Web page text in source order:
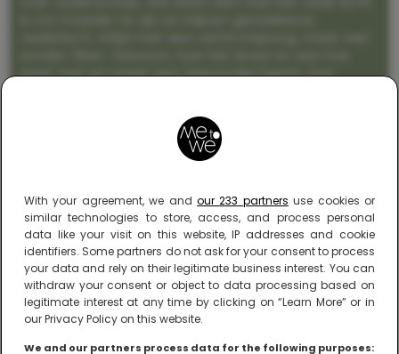
With your agreement, we and our 233 partners use cookies or
similar technologies to store, access, and process personal
data like your visit on this website, IP addresses and cookie
identifiers. Some partners do not ask for your consent to process
your data and rely on their legitimate business interest. You can
withdraw your consent or object to data processing based on
legitimate interest at any time by clicking on “Learn More” or in
our Privacy Policy on this website.
We and our partners process data for the following purposes:
gaat met en naast een (eenouder)gezin. Dus